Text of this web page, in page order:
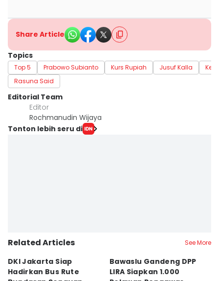
Share Article
Topics
Top 5 Prabowo Subianto Kurs Rupiah Jusuf Kalla
Rasuna Said
Editorial Team
Editor
Rochmanudin Wijaya
Tonton lebih seru di
Related Articles See More
DKI Jakarta Siap
Hadirkan Bus Rute
Bawaslu Gandeng DPP
LIRA Siapkan 1.000